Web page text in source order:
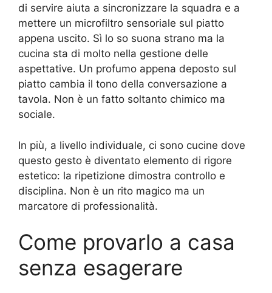
di servire aiuta a sincronizzare la squadra e a
mettere un microfiltro sensoriale sul piatto
appena uscito. Sì lo so suona strano ma la
cucina sta di molto nella gestione delle
aspettative. Un profumo appena deposto sul
piatto cambia il tono della conversazione a
tavola. Non è un fatto soltanto chimico ma
sociale.
In più, a livello individuale, ci sono cucine dove
questo gesto è diventato elemento di rigore
estetico: la ripetizione dimostra controllo e
disciplina. Non è un rito magico ma un
marcatore di professionalità.
Come provarlo a casa
senza esagerare